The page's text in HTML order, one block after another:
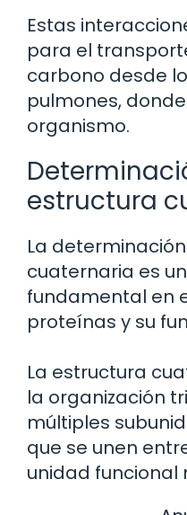
Estas
para el
carbono desde
pulmones,
organismo.
estructura
La
cuaternaria es
fundamental en
proteínas y su
La estructura
la organización
múltiples
que se unen
unidad funcional